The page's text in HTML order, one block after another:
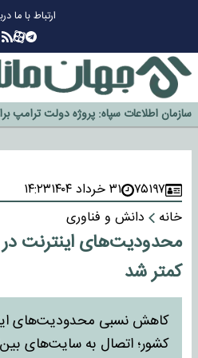
ارتباط با ما
گزینه جدایی اوسمار روی میز مدیران
آیا رئیس جمهور آمریکا قانون را دور می‌زند؟
اخراج رسمی چهره نامدار از پرسپولیس
سازمان اطلاعات سپاه: پروژه دولت ترامپ
خورد
۷۵۱۹۷ ۳۱ خرداد ۱۴۰۴
۱۴:۲۳
خانه
دانش و فناوری
محدودیت‌های اینترنت
کمتر شد
کاهش نسبی محدودیت‌های
کشور؛ اتصال به سایت‌های